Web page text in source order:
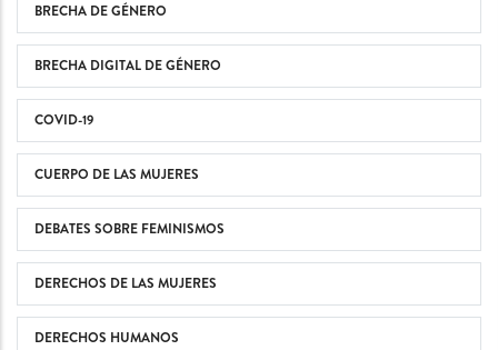
BRECHA DE GÉNERO
BRECHA DIGITAL DE GÉNERO
COVID-19
CUERPO DE LAS MUJERES
DEBATES SOBRE FEMINISMOS
DERECHOS DE LAS MUJERES
DERECHOS HUMANOS